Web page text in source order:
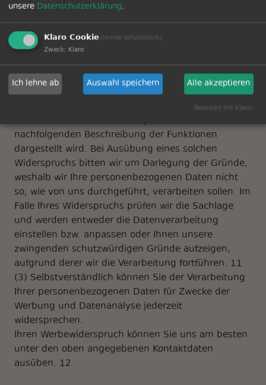
Zulässigkeit der Verarbeitung Ihrer Daten bis zum
Zeitpunkt Ihres Widerrufs bleibt unberührt. 10
(2) Soweit wir die Verarbeitung Ihrer
personenbezogenen Daten auf die
Interessenabwägung stützen, können Sie
Widerspruch gegen die Verarbeitung einlegen. Dies
ist der Fall, wenn die Verarbeitung insbesondere
nicht zur Erfüllung eines Vertrags mit Ihnen
erforderlich ist, was von uns jeweils bei der
nachfolgenden Beschreibung der Funktionen
dargestellt wird. Bei Ausübung eines solchen
Widerspruchs bitten wir um Darlegung der Gründe,
weshalb wir Ihre personenbezogenen Daten nicht
so, wie von uns durchgeführt, verarbeiten sollen. Im
Falle Ihres Widerspruchs prüfen wir die Sachlage
und werden entweder die Datenverarbeitung
einstellen bzw. anpassen oder Ihnen unsere
zwingenden schutzwürdigen Gründe aufzeigen,
aufgrund derer wir die Verarbeitung fortführen. 11
(3) Selbstverständlich können Sie der Verarbeitung
Ihrer personenbezogenen Daten für Zwecke der
Werbung und Datenanalyse jederzeit
widersprechen.
Ihren Werbewiderspruch können Sie uns am besten
unter den oben angegebenen Kontaktdaten
ausüben. 12
unsere Datenschutzerklärung.
Klaro Cookie (immer erforderlich)
Zweck: Klaro
Ich lehne ab Auswahl speichern Alle akzeptieren
Realisiert mit Klaro!